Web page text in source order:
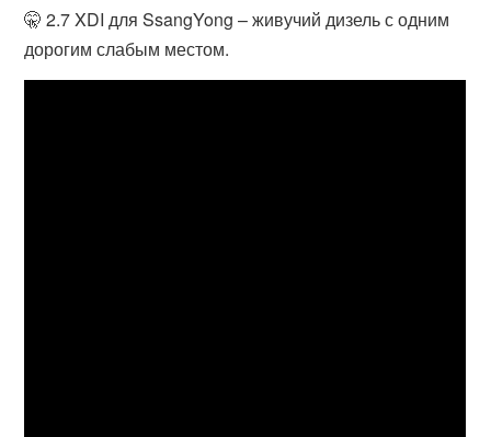
🤫 2.7 XDI для SsangYong – живучий дизель с одним
дорогим слабым местом.